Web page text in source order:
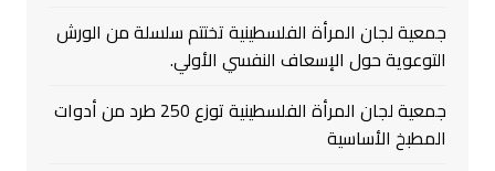
جمعية لجان المرأة الفلسطينية تختتم سلسلة من الورش
التوعوية حول الإسعاف النفسي الأولي.
جمعية لجان المرأة الفلسطينية توزع 250 طرد من أدوات
المطبخ الأساسية